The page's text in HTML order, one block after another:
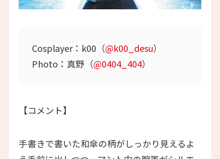
Cosplayer：k00（@k00_desu）
Photo：真野（@0404_404）
【コメント】
手書きで書いた和傘の柄がしっかり見えるよ